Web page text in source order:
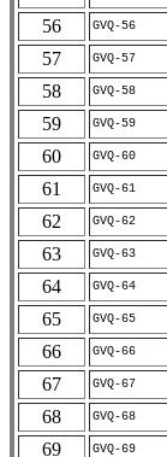
56
GVQ-56
57
GVQ-57
58
GVQ-58
59
GVQ-59
60
GVQ-60
61
GVQ-61
62
GVQ-62
63
GVQ-63
64
GVQ-64
65
GVQ-65
66
GVQ-66
67
GVQ-67
68
GVQ-68
69
GVQ-69